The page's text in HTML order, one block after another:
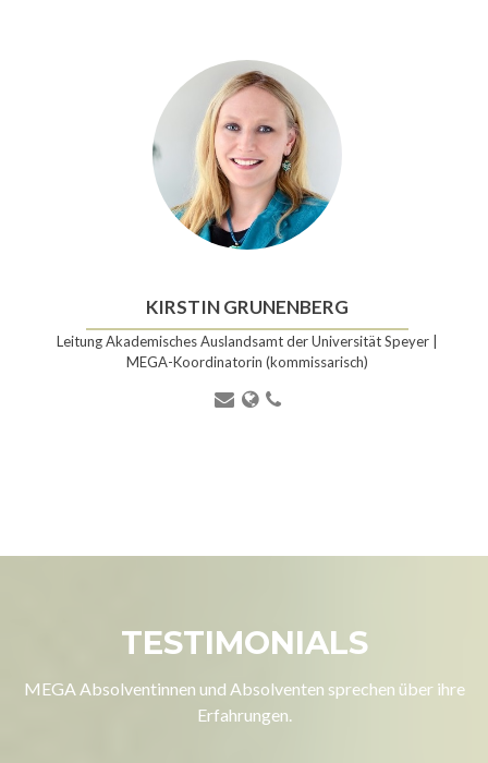
KIRSTIN GRUNENBERG
Leitung Akademisches Auslandsamt der Universität Speyer |
MEGA-Koordinatorin (kommissarisch)
E-
Webseite
Telefonnummer
TESTIMONIALS
MEGA Absolventinnen und Absolventen sprechen über ihre
Erfahrungen.